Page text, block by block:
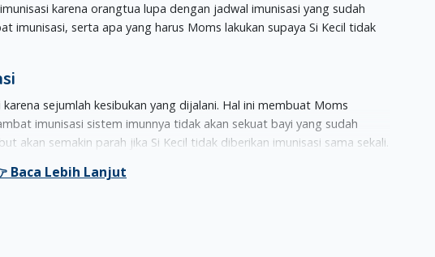
karena orangtua lupa dengan jadwal imunisasi yang sudah
imunisasi, serta apa yang harus Moms lakukan supaya Si Kecil tidak
sejumlah kesibukan yang dijalani. Hal ini membuat Moms
imunisasi sistem imunnya tidak akan sekuat bayi yang sudah
akan semakin parah jika Si Kecil tidak diberikan imunisasi sama sekali.
hari, Moms bisa berkonsultasi ke dokter terdekat. Biasanya,